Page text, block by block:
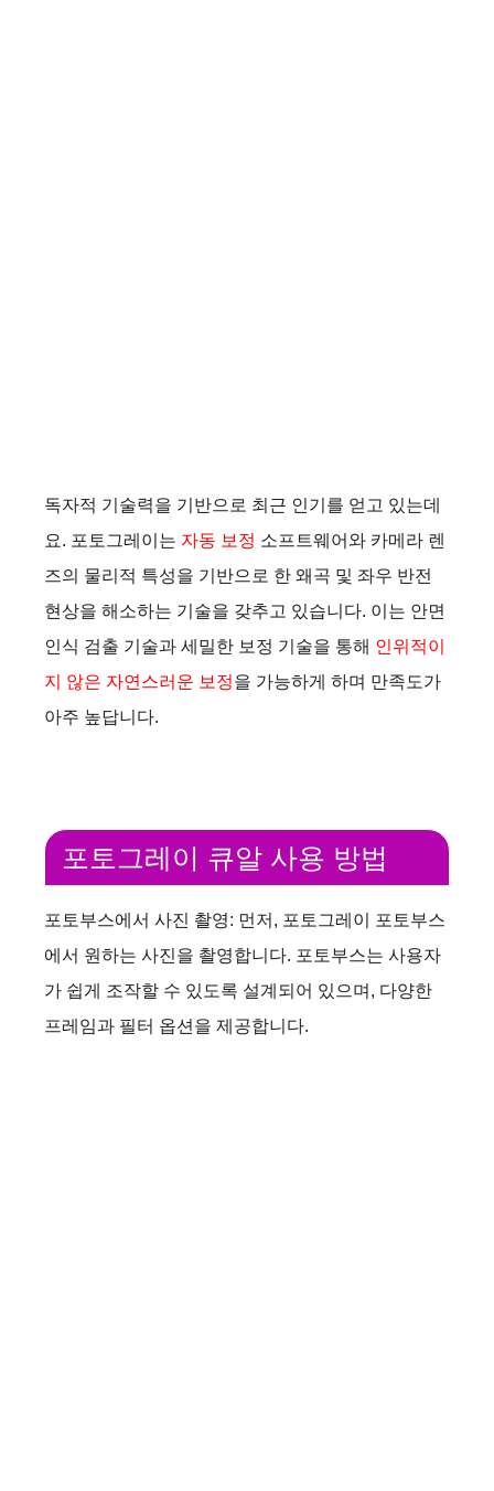
독자적 기술력을 기반으로 최근 인기를 얻고 있는데
요. 포토그레이는 자동 보정 소프트웨어와 카메라 렌
즈의 물리적 특성을 기반으로 한 왜곡 및 좌우 반전
현상을 해소하는 기술을 갖추고 있습니다. 이는 안면
인식 검출 기술과 세밀한 보정 기술을 통해 인위적이
지 않은 자연스러운 보정을 가능하게 하며 만족도가
아주 높답니다.
포토그레이 큐알 사용 방법
포토부스에서 사진 촬영: 먼저, 포토그레이 포토부스
에서 원하는 사진을 촬영합니다. 포토부스는 사용자
가 쉽게 조작할 수 있도록 설계되어 있으며, 다양한
프레임과 필터 옵션을 제공합니다.